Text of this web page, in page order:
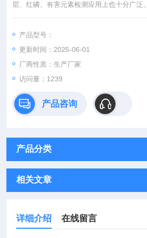
层、红磷、有害元素检测应用上也十分广泛。
产品型号：
更新时间：2025-06-01
厂商性质：生产厂家
访问量：1239
产品咨询
产品分类
相关文章
详细介绍 在线留言